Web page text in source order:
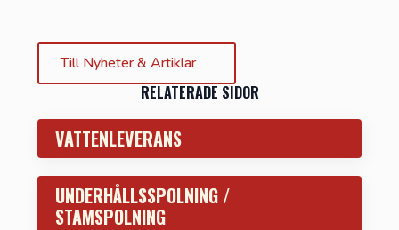
Till Nyheter & Artiklar
RELATERADE SIDOR
VATTENLEVERANS
UNDERHÅLLSSPOLNING /
STAMSPOLNING